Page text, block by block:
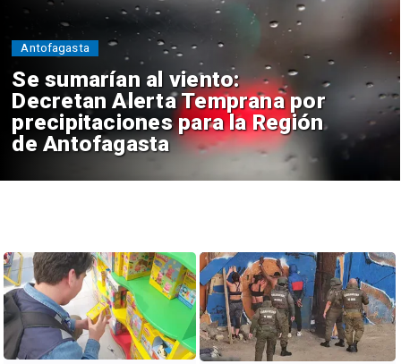
Se sumarían al viento:
Decretan Alerta Temprana por
precipitaciones para la Región
de Antofagasta
Antofagasta